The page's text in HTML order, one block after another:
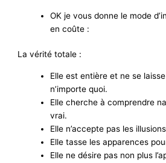
OK je vous donne le mode
en coûte :
La vérité totale :
Elle est entière et ne se
n’importe quoi.
Elle cherche à comprendre
vrai.
Elle n’accepte pas les
Elle tasse les apparences
Elle ne désire pas non plus